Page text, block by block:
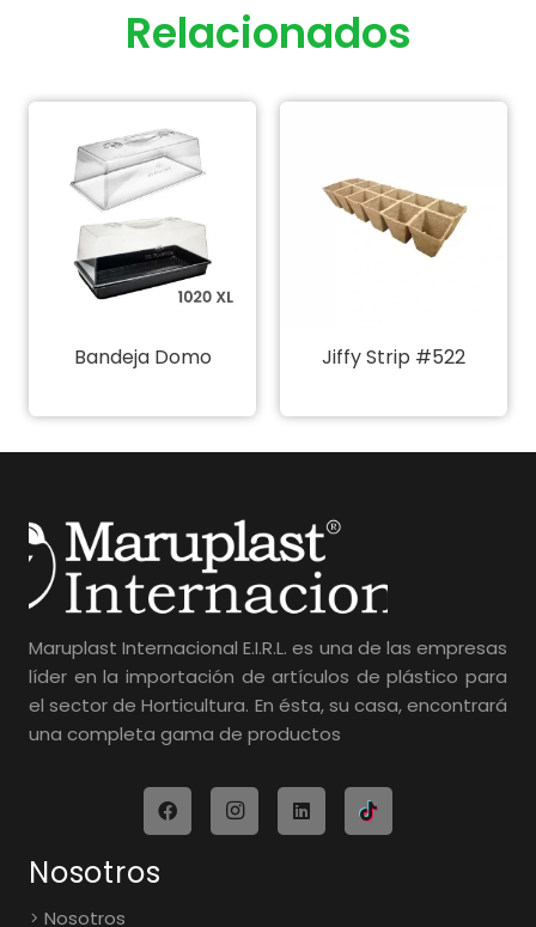
Relacionados
Jiffy Strip #522 Sustrato Berrymix
Maruplast Internacional E.I.R.L. es una de las empresas
líder en la importación de artículos de plástico para
el sector de Horticultura. En ésta, su casa, encontrará
una completa gama de productos
Nosotros
Nosotros